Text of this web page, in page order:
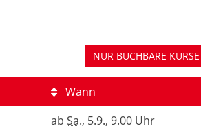
NUR BUCHBARE
Wann
ab Sa., 5.9., 9.00 Uhr